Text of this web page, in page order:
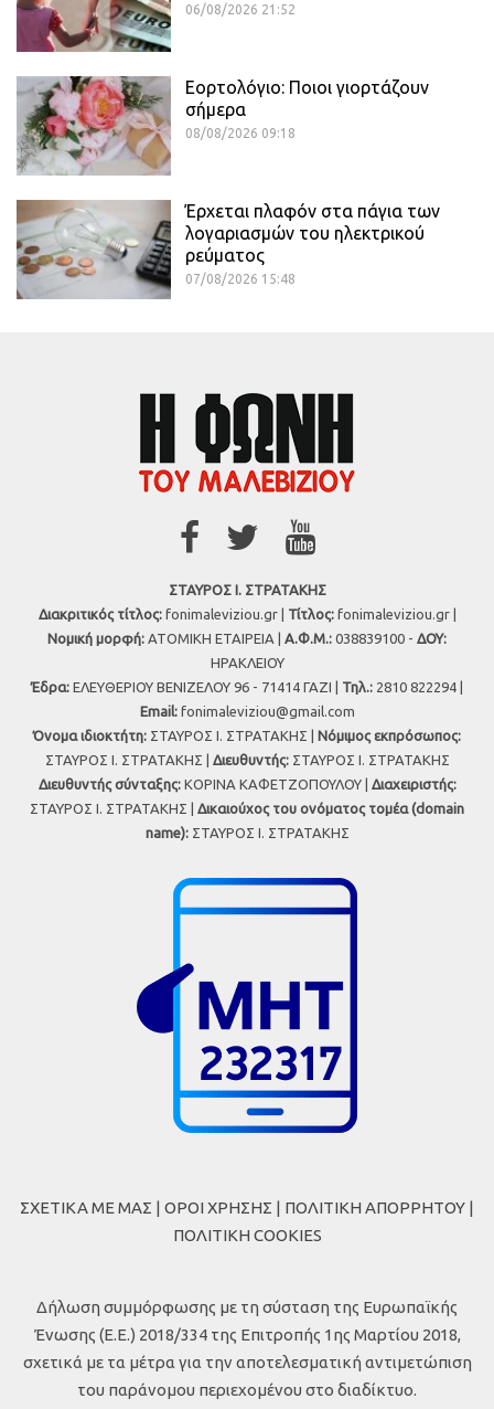
06/08/2026 21:52
Εορτολόγιο: Ποιοι γιορτάζουν
σήμερα
08/08/2026 09:18
Έρχεται πλαφόν στα πάγια των
λογαριασμών του ηλεκτρικού
ρεύματος
07/08/2026 15:48
ΣΤΑΥΡΟΣ Ι. ΣΤΡΑΤΑΚΗΣ
Διακριτικός τίτλος:fonimaleviziou.gr | Τίτλος:fonimaleviziou.gr |
Νομική μορφή: ΑΤΟΜΙΚΗ ΕΤΑΙΡΕΙΑ | Α.Φ.Μ.: 038839100 - ΔΟΥ:
ΗΡΑΚΛΕΙΟΥ
Έδρα: ΕΛΕΥΘΕΡΙΟΥ ΒΕΝΙΖΕΛΟΥ 96 - 71414 ΓΑΖΙ | Τηλ.: 2810 822294 |
Εmail: fonimaleviziou@gmail.com
Όνομα ιδιοκτήτη: ΣΤΑΥΡΟΣ Ι. ΣΤΡΑΤΑΚΗΣ | Νόμιμος εκπρόσωπος:
ΣΤΑΥΡΟΣ Ι. ΣΤΡΑΤΑΚΗΣ | Διευθυντής:ΣΤΑΥΡΟΣ Ι. ΣΤΡΑΤΑΚΗΣ
Διευθυντής σύνταξης:ΚΟΡΙΝΑ ΚΑΦΕΤΖΟΠΟΥΛΟΥ | Διαχειριστής:
ΣΤΑΥΡΟΣ Ι. ΣΤΡΑΤΑΚΗΣ | Δικαιούχος του ονόματος τομέα (domain
name):ΣΤΑΥΡΟΣ Ι. ΣΤΡΑΤΑΚΗΣ
ΣΧΕΤΙΚΑ ΜΕ ΜΑΣ | ΟΡΟΙ ΧΡΗΣΗΣ | ΠΟΛΙΤΙΚΗ ΑΠΟΡΡΗΤΟΥ |
ΠΟΛΙΤΙΚΗ COOKIES
Δήλωση συμμόρφωσης με τη σύσταση της Ευρωπαϊκής
Ένωσης (Ε.Ε.) 2018/334 της Επιτροπής 1ης Μαρτίου 2018,
σχετικά με τα μέτρα για την αποτελεσματική αντιμετώπιση
του παράνομου περιεχομένου στο διαδίκτυο.